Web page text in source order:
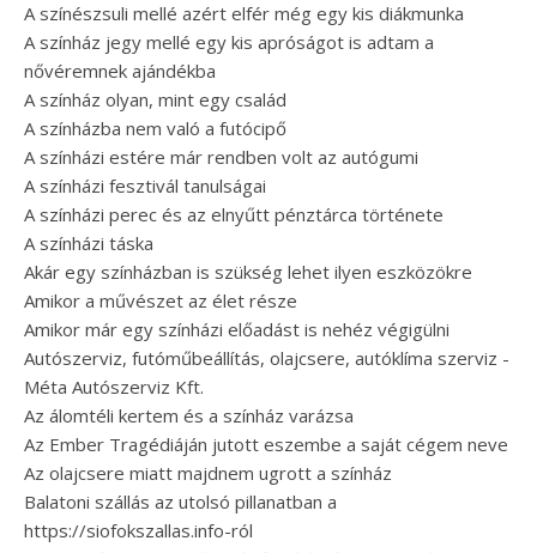
A színészsuli mellé azért elfér még egy kis diákmunka
A színház jegy mellé egy kis apróságot is adtam a
nővéremnek ajándékba
A színház olyan, mint egy család
A színházba nem való a futócipő
A színházi estére már rendben volt az autógumi
A színházi fesztivál tanulságai
A színházi perec és az elnyűtt pénztárca története
A színházi táska
Akár egy színházban is szükség lehet ilyen eszközökre
Amikor a művészet az élet része
Amikor már egy színházi előadást is nehéz végigülni
Autószerviz, futóműbeállítás, olajcsere, autóklíma szerviz -
Méta Autószerviz Kft.
Az álomtéli kertem és a színház varázsa
Az Ember Tragédiáján jutott eszembe a saját cégem neve
Az olajcsere miatt majdnem ugrott a színház
Balatoni szállás az utolsó pillanatban a
https://siofokszallas.info-ról